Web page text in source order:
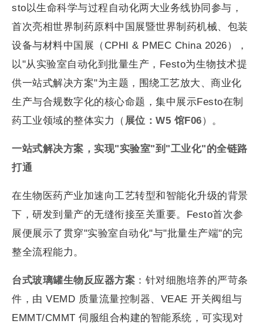
sto以生命科学与过程自动化两大业务线协同参与，
首次亮相世界制药原料中国展暨世界制药机械、包装
设备与材料中国展（CPHI & PMEC China 2026），
以"从实验室自动化到批量生产，Festo为生物技术提
供一站式解决方案"为主题，围绕工艺放大、商业化
生产与合规数字化的核心命题，集中展示Festo在制
药工业领域的整体实力（ 展位：W5 馆F06）。
一站式解决方案，实现"实验室"到"工业化"的全链路
打通
在生物医药产业加速向工艺转型和智能化升级的背景
下，研发到量产的无缝衔接至关重要。Festo首次参
展便展示了贯穿"实验室自动化"与"批量生产端"的完
整全流程能力。
台式玻璃罐生物反应器方案 ：针对细胞培养的严苛条
件，由 VEMD 质量流量控制器、VEAE 开关阀组与
EMMT/CMMT 伺服组合构建的智能系统，可实现对